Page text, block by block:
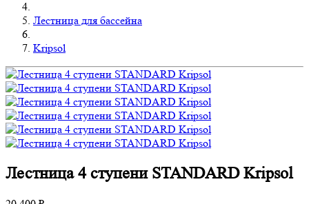
Лестница для бассейна
Kripsol
Лестница 4 ступени STANDARD Kripsol